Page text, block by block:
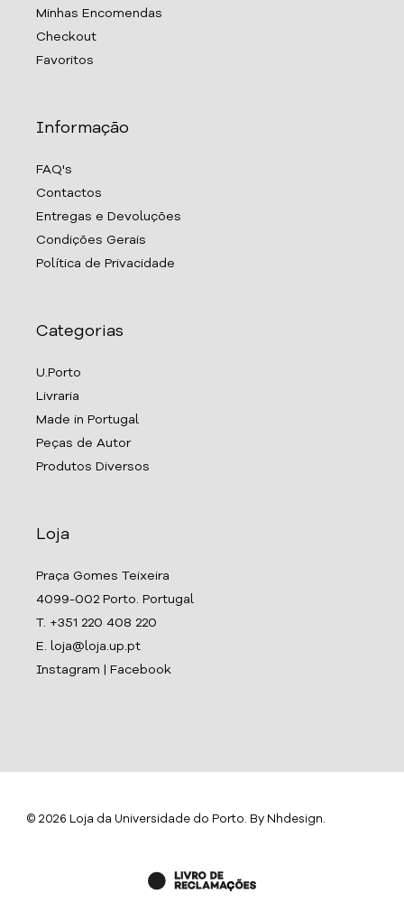
Minhas Encomendas
Checkout
Favoritos
Informação
FAQ's
Contactos
Entregas e Devoluções
Condições Gerais
Política de Privacidade
Categorias
U.Porto
Livraria
Made in Portugal
Peças de Autor
Produtos Diversos
Loja
Praça Gomes Teixeira
4099-002 Porto. Portugal
T. +351 220 408 220
E. loja@loja.up.pt
Instagram
Facebook
© 2026 Loja da Universidade do Porto. By Nhdesign.